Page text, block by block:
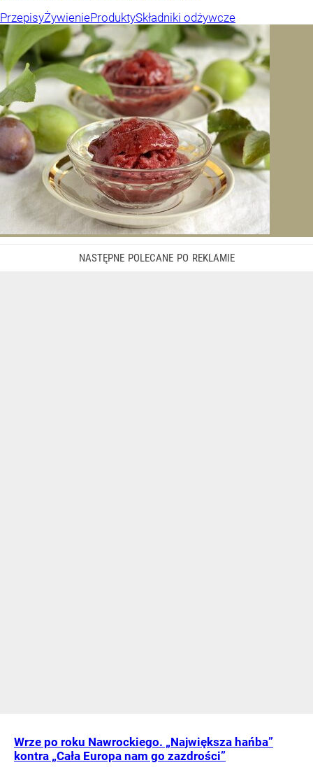
PrzepisyŻywienieProduktySkładniki odżywcze
Wrze po roku Nawrockiego. „Największa hańba”
kontra „Cała Europa nam go zazdrości”